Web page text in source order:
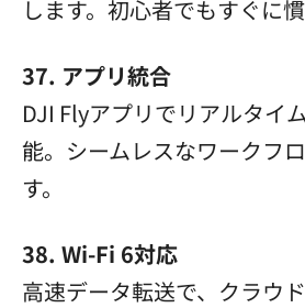
します。初心者でもすぐに慣
37. アプリ統合
DJI Flyアプリでリアルタイ
能。シームレスなワークフ
す。
38. Wi-Fi 6対応
高速データ転送で、クラウ